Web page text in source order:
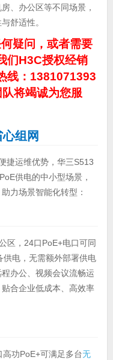
、办公区等不同场景，
舒适性。
疑问，或者需要
们H3C授权经销
线：1381071393
将竭诚为您服
组网
捷运维优势，华三S513
供电的中小型场景，
力场景智能化转型：
区，24口PoE+电口可同
供电，无需额外部署供电
办公、视频会议流畅运
合企业低成本、高效率
功PoE+可满足多台无